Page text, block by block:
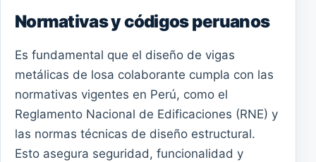
Normativas y códigos peruanos
Es fundamental que el diseño de vigas
metálicas de losa colaborante cumpla con las
normativas vigentes en Perú, como el
Reglamento Nacional de Edificaciones (RNE) y
las normas técnicas de diseño estructural.
Esto asegura seguridad, funcionalidad y